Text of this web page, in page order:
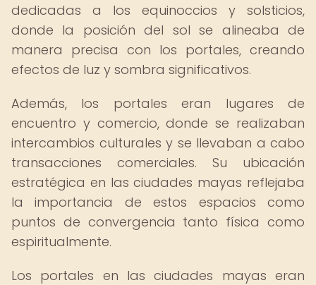
dedicadas a los equinoccios y solsticios,
donde la posición del sol se alineaba de
manera precisa con los portales, creando
efectos de luz y sombra significativos.
Además, los portales eran lugares de
encuentro y comercio, donde se realizaban
intercambios culturales y se llevaban a cabo
transacciones comerciales. Su ubicación
estratégica en las ciudades mayas reflejaba
la importancia de estos espacios como
puntos de convergencia tanto física como
espiritualmente.
Los portales en las ciudades mayas eran